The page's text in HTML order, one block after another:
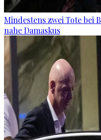
Mindestens zwei Tote bei
nahe Damaskus